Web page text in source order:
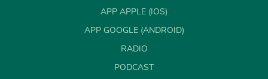
APP APPLE (IOS)
APP GOOGLE (ANDROID)
RADIO
PODCAST